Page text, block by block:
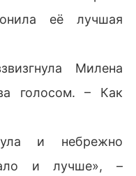
её лучшая
Милена
голосом. – Как
и небрежно
и лучше», –